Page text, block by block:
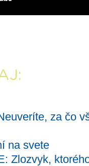
za čo
na svete
Zlozvyk,